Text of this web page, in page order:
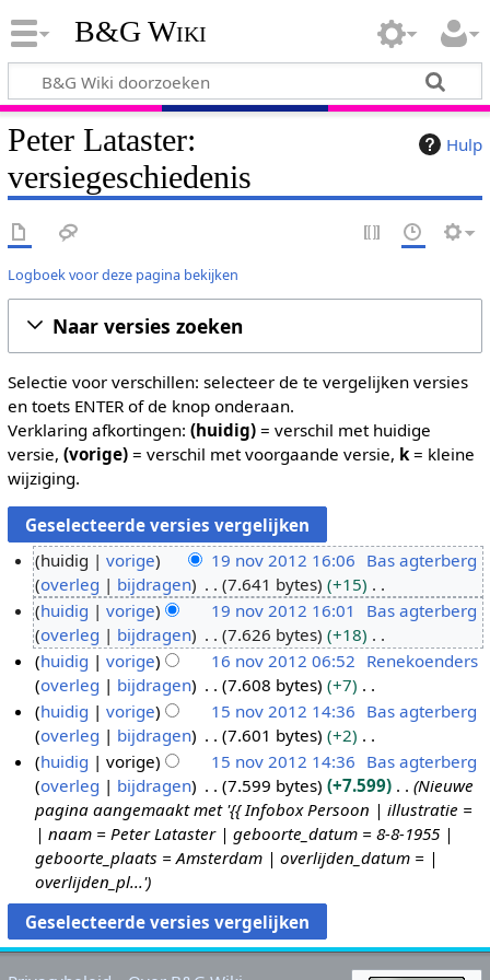
B&G Wiki
Hulp
Peter Lataster:
versiegeschiedenis
Logboek voor deze pagina bekijken
Naar versies zoeken
Selectie voor verschillen: selecteer de te vergelijken versies
en toets ENTER of de knop onderaan.
Verklaring afkortingen: (huidig)= verschil met huidige
versie, (vorige)= verschil met voorgaande versie, k= kleine
wijziging.
9
o
2
1
huidig vorige 19 nov 2012 16:06 Bas agterberg
overleg
bijdragen 7.641 bytes
+15
G
e
e
n
b
e
w
e
r
k
n
s
s
huidig vorige 19 nov 2012 16:01
Bas agterberg
overleg
bijdragen 7.626 bytes
+18
G
e
e
n
b
e
w
e
r
k
i
n
g
6
o
huidig vorige 16 nov 2012 06:52 Renekoenders
overleg
bijdragen 7.608 bytes
+7
G
e
e
n
b
e
w
e
r
k
i
5
2
huidig vorige 15 nov 2012 14:36 Bas agterberg
overleg
bijdragen 7.601 bytes
+2
G
e
e
n
b
e
w
e
r
k
huidig vorige 15 nov 2012 14:36 Bas agterberg
overleg
bijdragen 7.599 bytes +7.599
Nieuwe
pagina aangemaakt met '{{ Infobox Persoon | illustratie =
| naam = Peter Lataster | geboorte_datum = 8-8-1955 |
geboorte_plaats = Amsterdam | overlijden_datum = |
overlijden_pl...'